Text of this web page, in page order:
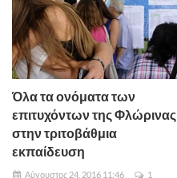
Όλα τα ονόματα των
επιτυχόντων της Φλώρινας
στην τριτοβάθμια
εκπαίδευση
Αύγουστος 24, 2016 11:46 1